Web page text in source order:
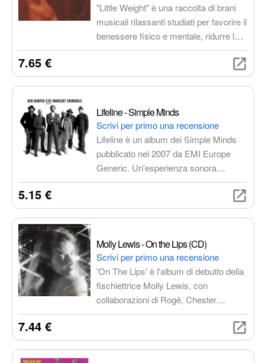
"Little Weight" è una raccolta di brani
musicali rilassanti studiati per favorire il
benessere fisico e mentale, ridurre lo
stress, migliorare il sonno, aumentare
ambiente sereno. Ideale per chiunque
o un sottofondo per la meditazione.
7.65 €
Lifeline - Simple Minds
Scrivi per primo una recensione
Lifeline è un album dei Simple Minds
pubblicato nel 2007 da EMI Europe
Generic. Un'esperienza sonora
coinvolgente che cattura l'essenza del
spaziano dalle ballate emozionanti ai
5.15 €
Molly Lewis - On the Lips (CD)
Scrivi per primo una recensione
'On The Lips' è l'album di debutto della
fischiettrice Molly Lewis, con
collaborazioni di Rogê, Chester
Hansen e Leland Whitty
(Badbadnotgood), Sal Samano e Alex
Garcia (Thee Sacred Souls), Leon
7.44 €